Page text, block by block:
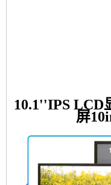
10.1''IPS LCD
屏